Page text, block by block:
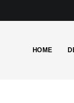
HOME